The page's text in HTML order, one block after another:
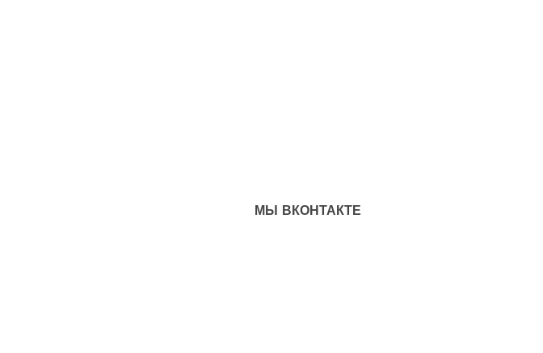
МЫ ВКОНТАКТЕ